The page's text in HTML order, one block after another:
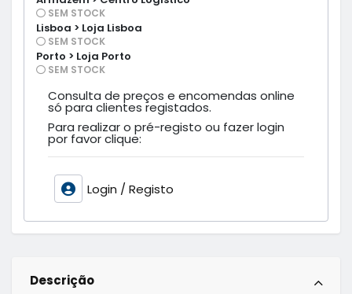
SEM STOCK
Lisboa > Loja Lisboa
SEM STOCK
Porto > Loja Porto
SEM STOCK
Consulta de preços e encomendas online
só para clientes registados.
Para realizar o pré-registo ou fazer login
por favor clique:
Login / Registo
Descrição